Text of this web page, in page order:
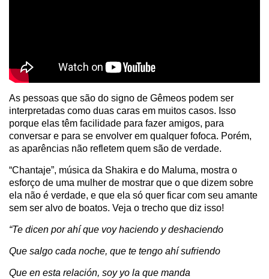
As pessoas que são do signo de Gêmeos podem ser
interpretadas como duas caras em muitos casos. Isso
porque elas têm facilidade para fazer amigos, para
conversar e para se envolver em qualquer fofoca. Porém,
as aparências não refletem quem são de verdade.
“Chantaje”, música da Shakira e do Maluma, mostra o
esforço de uma mulher de mostrar que o que dizem sobre
ela não é verdade, e que ela só quer ficar com seu amante
sem ser alvo de boatos. Veja o trecho que diz isso!
“Te dicen por ahí que voy haciendo y deshaciendo
Que salgo cada noche, que te tengo ahí sufriendo
Que en esta relación, soy yo la que manda